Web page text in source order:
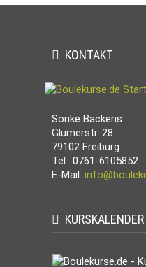
KONTAKT
Sönke Backens
Glümerstr. 28
79102 Freiburg
Tel.: 0761-6105852
E-Mail: